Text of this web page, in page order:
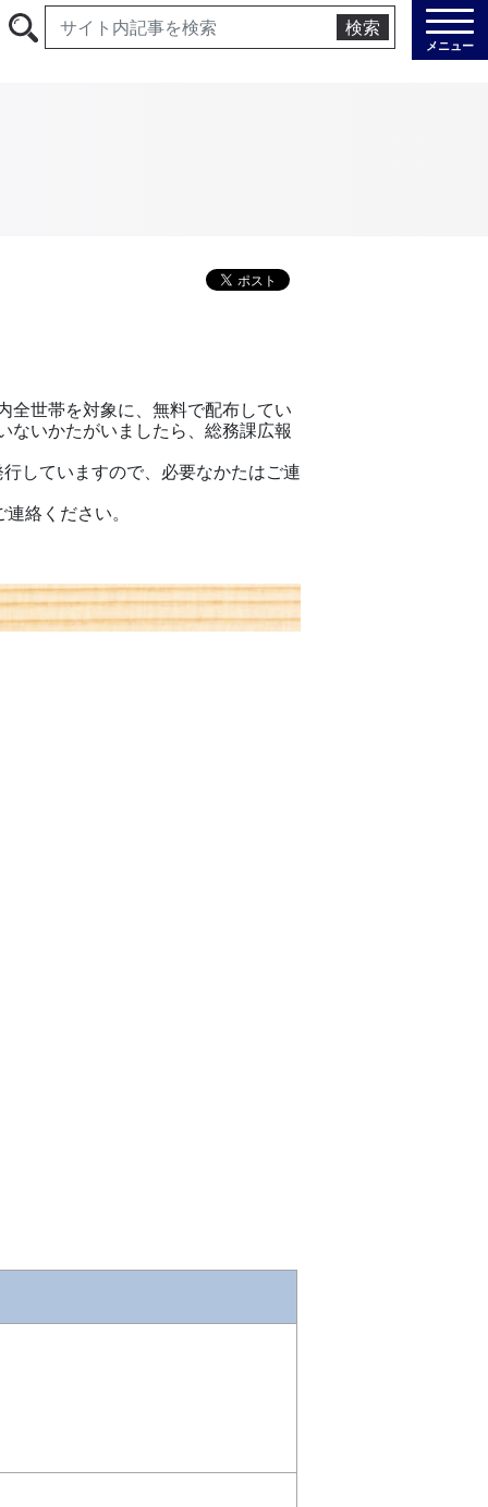
検索
メニュー
世帯を対象に、無料で配布してい
ないかたがいましたら、総務課広報
していますので、必要なかたはご連
絡ください。